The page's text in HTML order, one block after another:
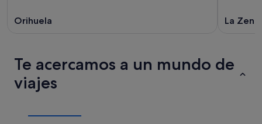
Orihuela La Zenia
Te acercamos a un mundo de
viajes